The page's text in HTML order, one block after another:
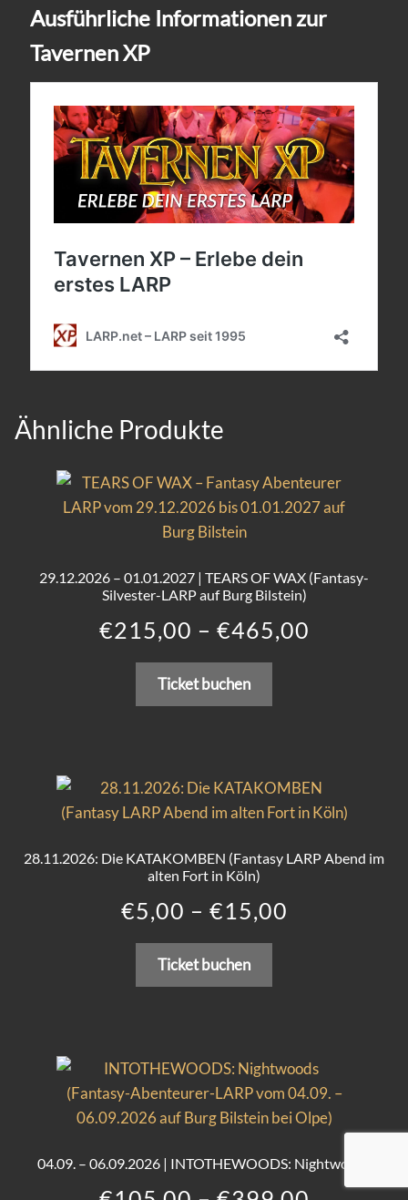
Ausführliche Informationen zur
Tavernen XP
Ähnliche Produkte
29.12.2026 – 01.01.2027 | TEARS OF WAX (Fantasy-
Silvester-LARP auf Burg Bilstein)
€215,00 – €465,00
Ticket buchen
auf.
Die
können
der
Produktseite
werden
28.11.2026: Die KATAKOMBEN (Fantasy LARP Abend im
alten Fort in Köln)
€5,00 – €15,00
Ticket buchen
auf.
Die
Optionen
04.09. – 06.09.2026 | INTOTHEWOODS: Nightwoods